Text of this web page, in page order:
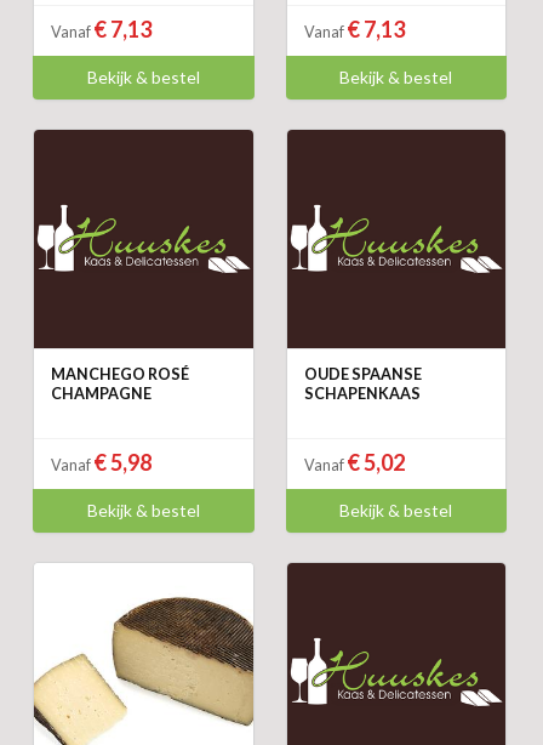
Vanaf € 7,13
Bekijk & bestel
Vanaf € 7,13
Bekijk & bestel
MANCHEGO ROSÉ
CHAMPAGNE
Vanaf € 5,98
Bekijk & bestel
OUDE SPAANSE
SCHAPENKAAS
Vanaf € 5,02
Bekijk & bestel